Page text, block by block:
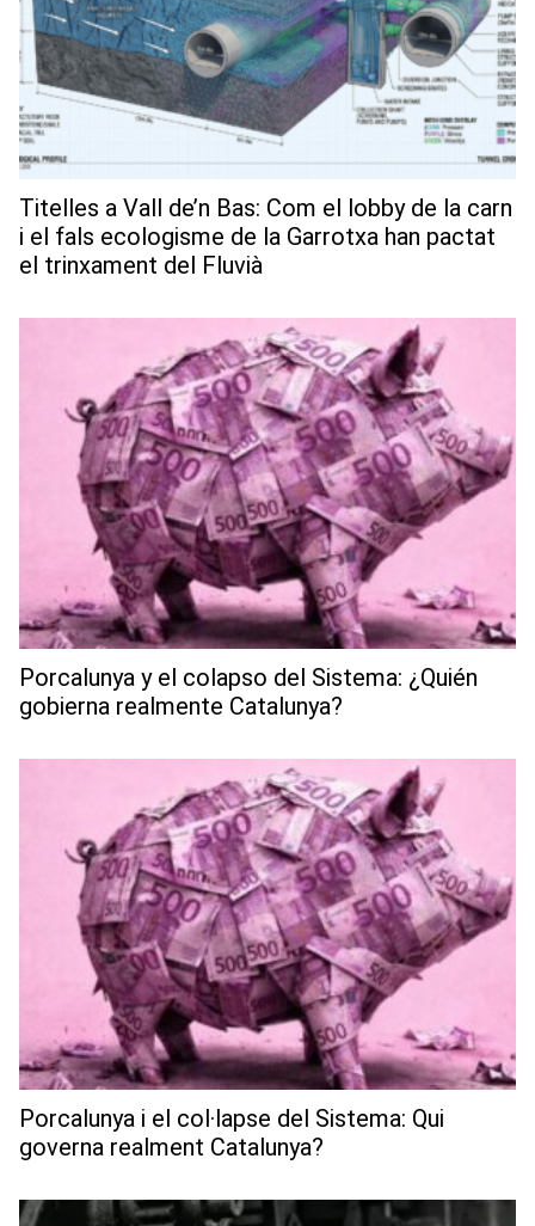
Titelles a Vall de’n Bas: Com el lobby de la carn
i el fals ecologisme de la Garrotxa han pactat
el trinxament del Fluvià
Porcalunya y el colapso del Sistema: ¿Quién
gobierna realmente Catalunya?
Porcalunya i el col·lapse del Sistema: Qui
governa realment Catalunya?